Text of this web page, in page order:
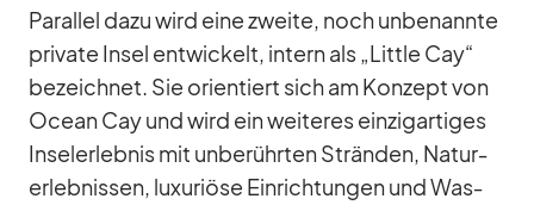
Par­al­lel dazu wird eine zweite, noch un­be­nannte
pri­vate In­sel ent­wi­ckelt, in­tern als „Little Cay“
be­zeich­net. Sie ori­en­tiert sich am Kon­zept von
Ocean Cay und wird ein wei­te­res ein­zig­ar­ti­ges
In­sel­er­leb­nis mit un­be­rühr­ten Strän­den, Na­tur­
er­leb­nis­sen, lu­xu­riöse Ein­rich­tun­gen und Was­